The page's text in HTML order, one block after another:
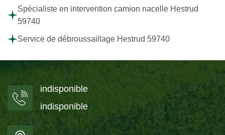
Spécialiste en intervention camion nacelle Hestrud
59740
Service de débroussaillage Hestrud 59740
indisponible
indisponible